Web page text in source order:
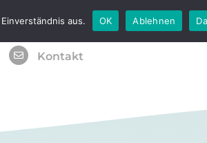
Kontakt
aus. OK Ablehnen